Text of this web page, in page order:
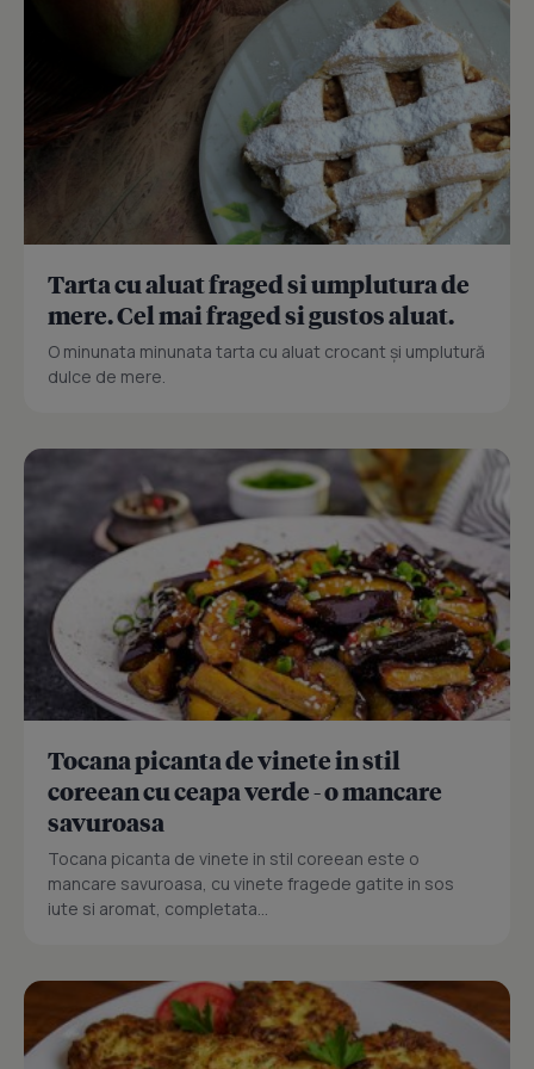
Tarta cu aluat fraged si umplutura de
mere. Cel mai fraged si gustos aluat.
O minunata minunata tarta cu aluat crocant și umplutură
dulce de mere.
Tocana picanta de vinete in stil
coreean cu ceapa verde - o mancare
savuroasa
Tocana picanta de vinete in stil coreean este o
mancare savuroasa, cu vinete fragede gatite in sos
iute si aromat, completata...